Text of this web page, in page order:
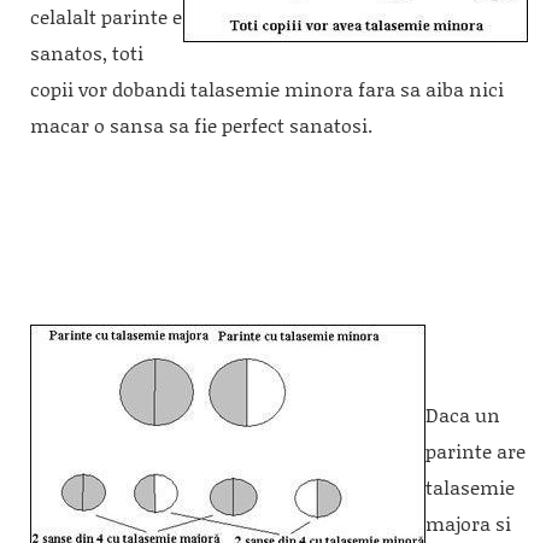
celalalt parinte e
sanatos, toti
copii vor dobandi talasemie minora fara sa aiba nici
macar o sansa sa fie perfect sanatosi.
Daca un
parinte are
talasemie
majora si